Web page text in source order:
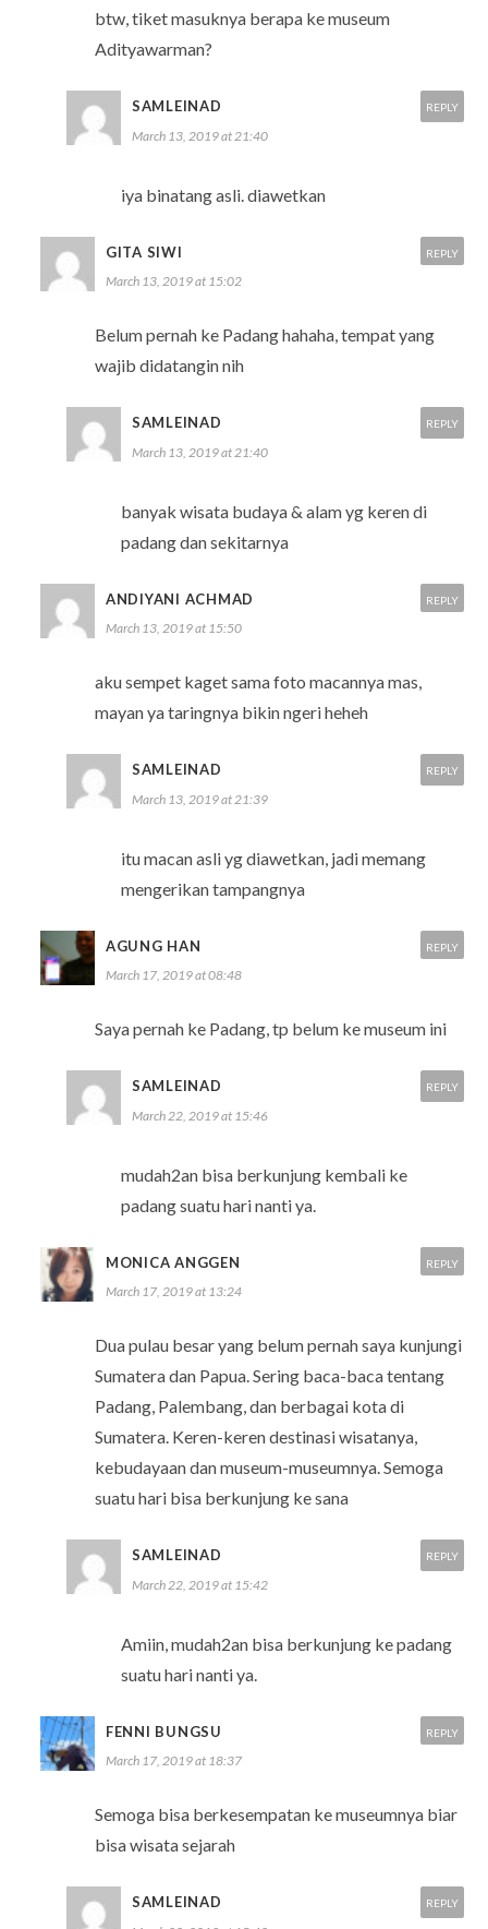
btw, tiket masuknya berapa ke museum
Adityawarman?
SAMLEINAD
March 13, 2019 at 21:40
iya binatang asli. diawetkan
REPLY
GITA SIWI
March 13, 2019 at 15:02
Belum pernah ke Padang hahaha, tempat yang
wajib didatangin nih
REPLY
SAMLEINAD
March 13, 2019 at 21:40
banyak wisata budaya & alam yg keren di
padang dan sekitarnya
REPLY
ANDIYANI ACHMAD
March 13, 2019 at 15:50
aku sempet kaget sama foto macannya mas,
mayan ya taringnya bikin ngeri heheh
REPLY
SAMLEINAD
March 13, 2019 at 21:39
itu macan asli yg diawetkan, jadi memang
mengerikan tampangnya
REPLY
AGUNG HAN
March 17, 2019 at 08:48
Saya pernah ke Padang, tp belum ke museum ini
REPLY
SAMLEINAD
March 22, 2019 at 15:46
mudah2an bisa berkunjung kembali ke
padang suatu hari nanti ya.
REPLY
MONICA ANGGEN
March 17, 2019 at 13:24
Dua pulau besar yang belum pernah saya kunjungi
Sumatera dan Papua. Sering baca-baca tentang
Padang, Palembang, dan berbagai kota di
Sumatera. Keren-keren destinasi wisatanya,
kebudayaan dan museum-museumnya. Semoga
suatu hari bisa berkunjung ke sana
REPLY
SAMLEINAD
March 22, 2019 at 15:42
Amiin, mudah2an bisa berkunjung ke padang
suatu hari nanti ya.
REPLY
FENNI BUNGSU
March 17, 2019 at 18:37
Semoga bisa berkesempatan ke museumnya biar
bisa wisata sejarah
REPLY
SAMLEINAD REPLY